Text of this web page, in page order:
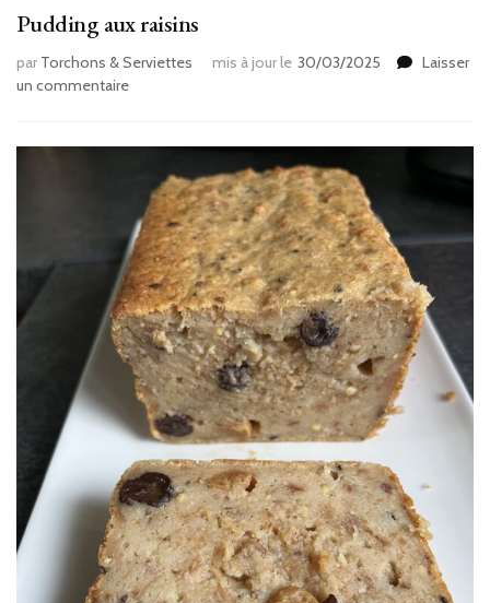
Pudding aux raisins
par Torchons & Serviettes mis à jour le 30/03/2025
Laisser
un commentairesur
raisins